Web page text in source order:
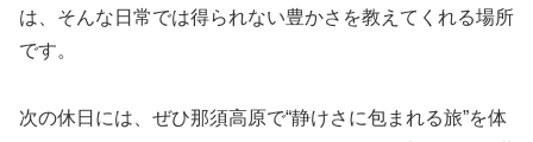
は、そんな日常では得られない豊かさを教えてくれる場所
です。
次の休日には、ぜひ那須高原で“静けさに包まれる旅”を体